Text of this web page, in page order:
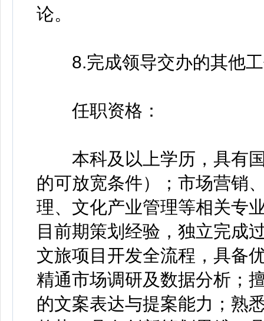
论。
8.完成领导交办的其他工
任职资格：
本科及以上学历，具有国
的可放宽条件）；市场营销
理、文化产业管理等相关专
目前期策划经验，独立完成
文旅项目开发全流程，具备
精通市场调研及数据分析；
的文案表达与提案能力；熟